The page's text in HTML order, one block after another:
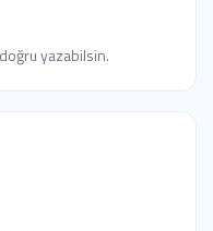
yazabilsin.